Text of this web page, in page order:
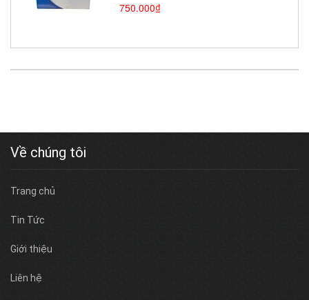
750.000₫
Về chúng tôi
Trang chủ
Tin Tức
Giới thiệu
Liên hệ